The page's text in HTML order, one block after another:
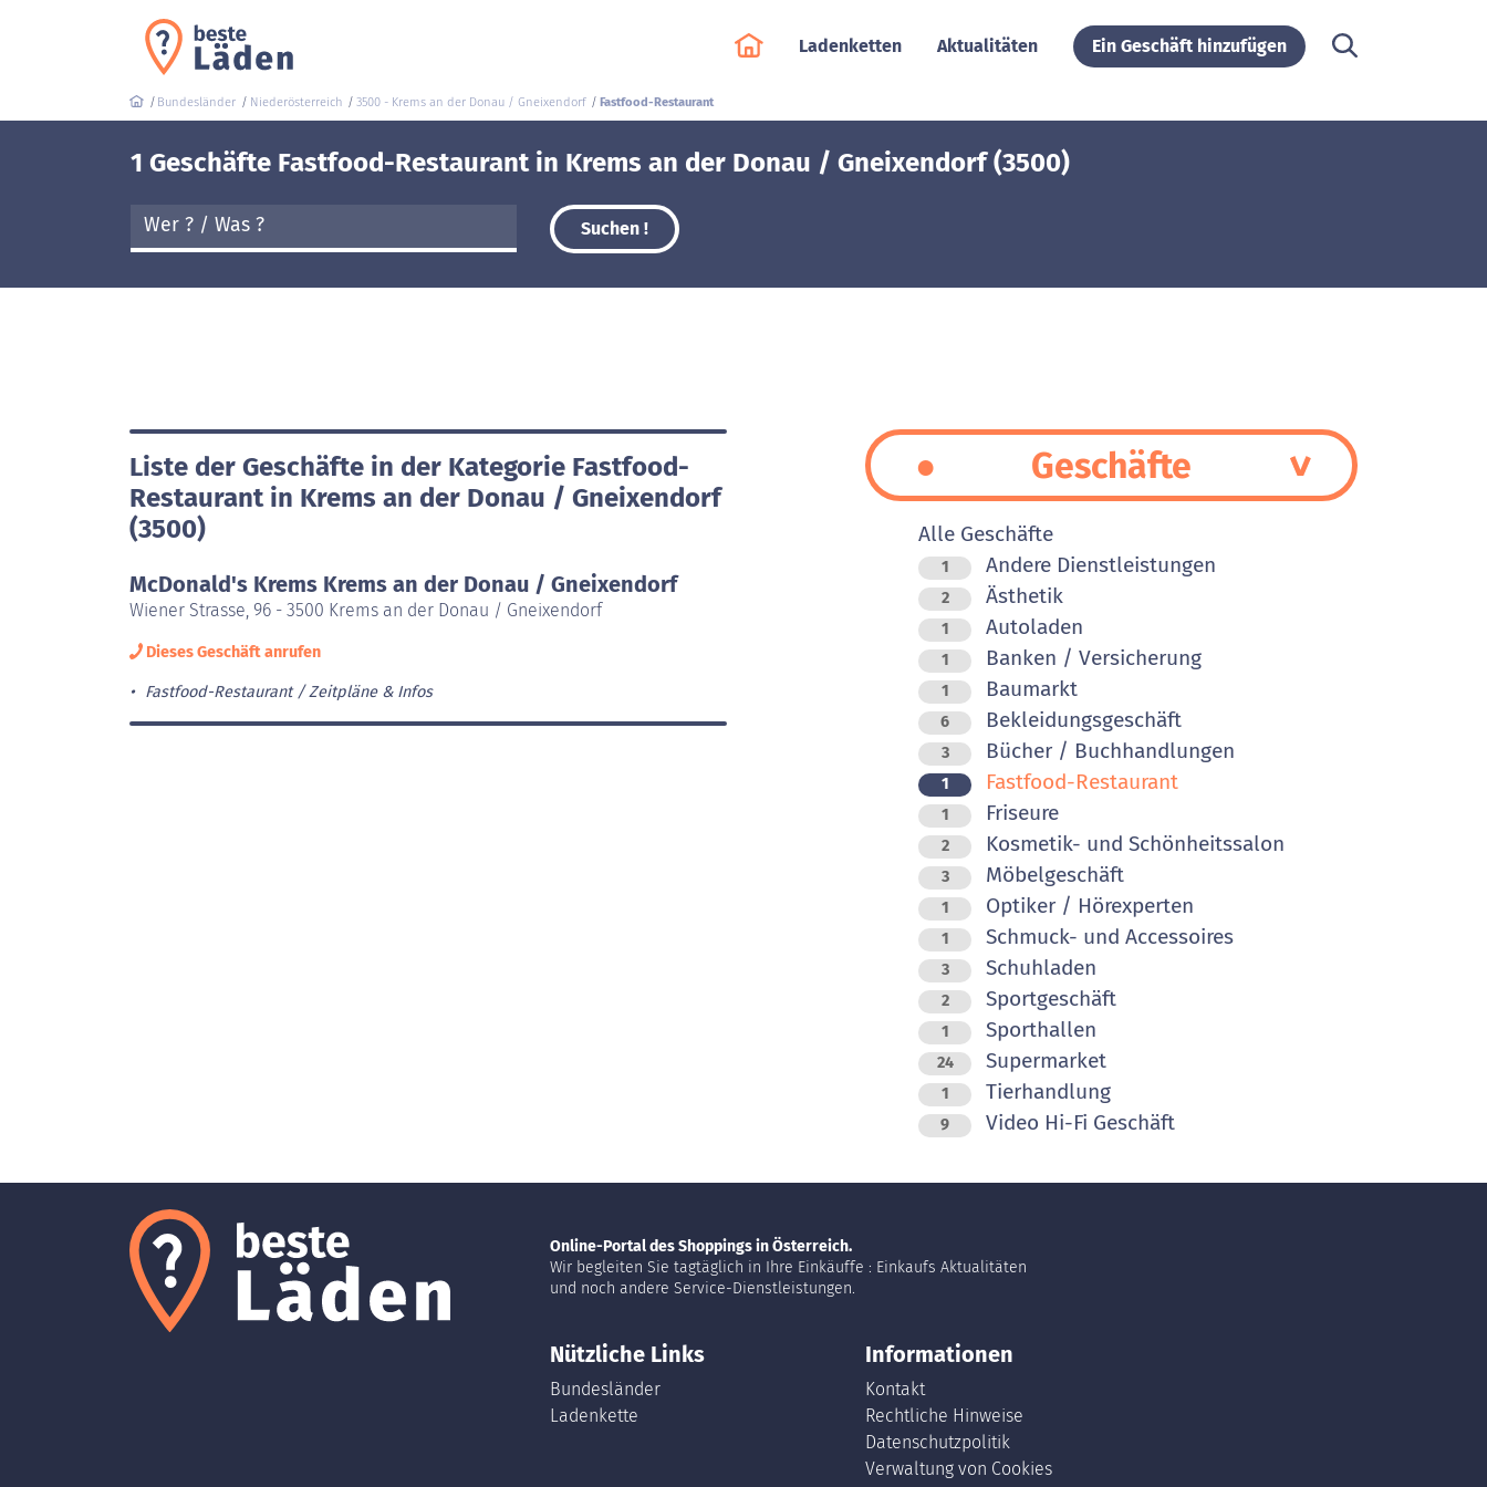
Ladenketten Aktualitäten Ein Geschäft hinzufügen
Bundesländer Niederösterreich 3500 - Krems an der Donau / Gneixendorf Fastfood-Restaurant
1 Geschäfte Fastfood-Restaurant in Krems an der Donau / Gneixendorf (3500)
Suchen !
Liste der Geschäfte in der Kategorie Fastfood-
Restaurant in Krems an der Donau / Gneixendorf
(3500)
McDonald's Krems Krems an der Donau / Gneixendorf
Wiener Strasse, 96 - 3500 Krems an der Donau / Gneixendorf
Dieses Geschäft anrufen
Fastfood-Restaurant Zeitpläne & Infos
Geschäfte
Alle Geschäfte
1 Andere Dienstleistungen
2 Ästhetik
1 Autoladen
1 Banken / Versicherung
1 Baumarkt
6 Bekleidungsgeschäft
3 Bücher / Buchhandlungen
1 Fastfood-Restaurant
1 Friseure
2 Kosmetik- und Schönheitssalon
3 Möbelgeschäft
1 Optiker / Hörexperten
1 Schmuck- und Accessoires
3 Schuhladen
2 Sportgeschäft
1 Sporthallen
24 Supermarket
1 Tierhandlung
9 Video Hi-Fi Geschäft
Online-Portal des Shoppings in Österreich.
Wir begleiten Sie tagtäglich in Ihre Einkäuffe : Einkaufs Aktualitäten
und noch andere Service-Dienstleistungen.
Nützliche Links
Bundesländer
Ladenkette
Informationen
Kontakt
Rechtliche Hinweise
Datenschutzpolitik
Verwaltung von Cookies